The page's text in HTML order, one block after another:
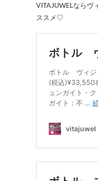
VITAJUWELならヴ
ススメ♡